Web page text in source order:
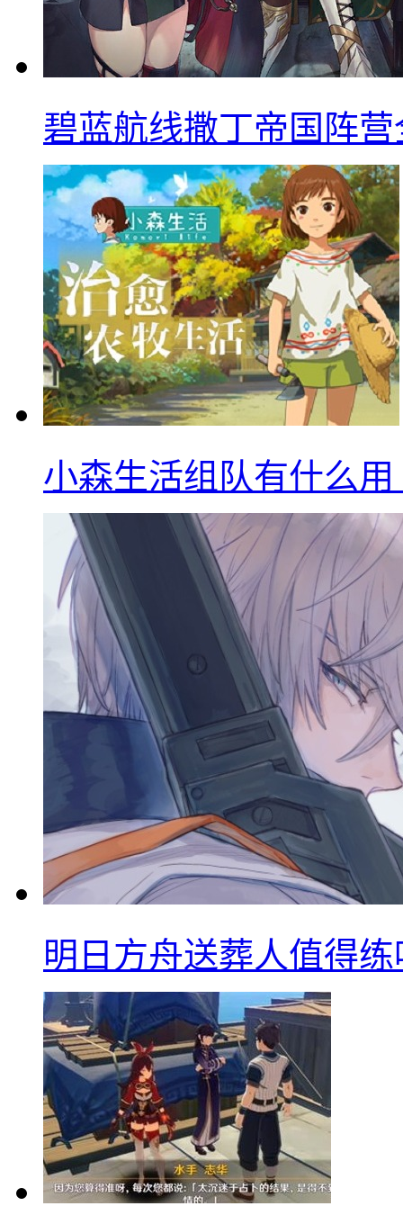
碧蓝航线撒丁帝国阵
小森生活组队有什么
明日方舟送葬人值得